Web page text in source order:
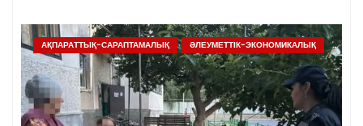
АҚПАРАТТЫҚ-САРАПТАМАЛЫҚ ӘЛЕУМЕТТІК-ЭКОНОМИКАЛЫҚ